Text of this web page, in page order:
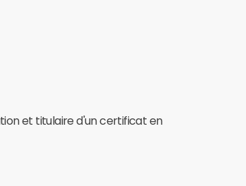
et titulaire d'un certificat en